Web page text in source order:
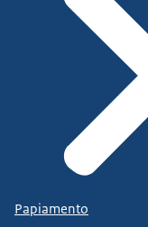
Papiamento